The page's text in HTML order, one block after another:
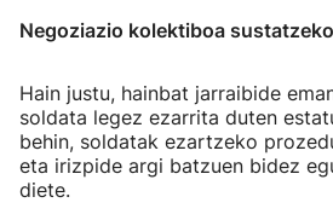
Negoziazio kolektiboa
Hain justu, hainbat jarraibide
soldata legez ezarrita duten
behin, soldatak ezartzeko
eta irizpide argi batzuen bidez
diete.